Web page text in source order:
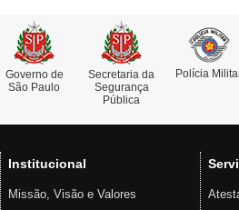
Governo de
São Paulo
Secretaria da
Segurança
Pública
Polícia
Institucional
Missão, Visão e Valores